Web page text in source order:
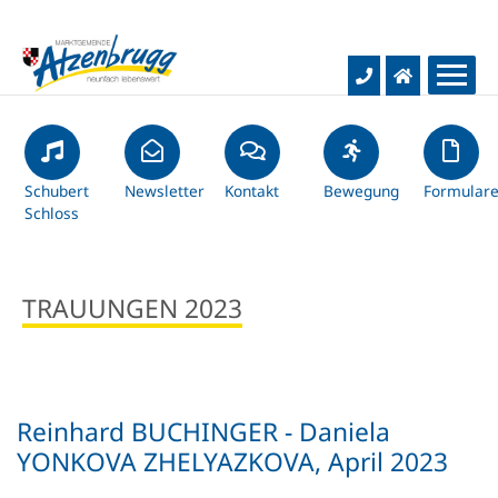
Aktuelles
Gemeinde-News
Baustellentagebuch
Gemeindezeitung
Rathaus & Bürgerservice
Gemeindevertretung
Dienstleistungen
Schulen
Bücherei
Leben & Freizeit
Wohnen & Bauen
Unternehmen
Schubert
Schloss
Newsletter Kontakt Bewegung Formulare
TRAUUNGEN 2023
Reinhard BUCHINGER - Daniela
YONKOVA ZHELYAZKOVA, April 2023